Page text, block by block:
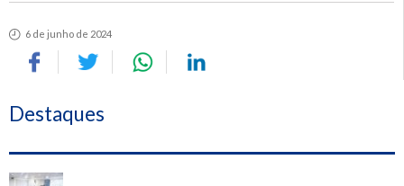
6 de junho de 2024
Destaques